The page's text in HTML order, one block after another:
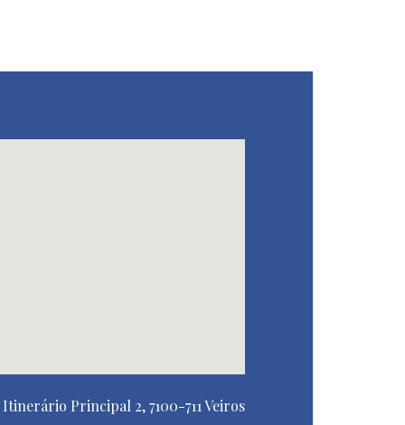
Principal 2, 7100-711 Veiros